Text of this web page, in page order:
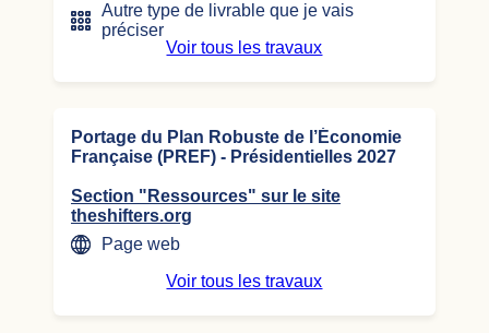
Autre type de livrable que je vais
préciser
Voir tous les travaux
Portage du Plan Robuste de l’Économie
Française (PREF) - Présidentielles 2027
Section "Ressources" sur le site
theshifters.org
Page web
Voir tous les travaux